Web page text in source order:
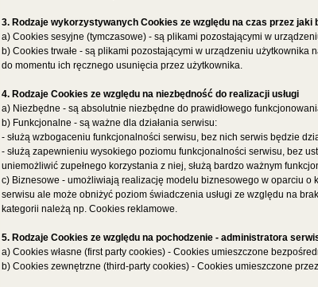
3. Rodzaje wykorzystywanych Cookies ze względu na czas przez
a) Cookies sesyjne (tymczasowe) - są plikami pozostającymi w
b) Cookies trwałe - są plikami pozostającymi w urządzeniu
do momentu ich ręcznego usunięcia przez użytkownika.
4. Rodzaje Cookies ze względu na niezbędność do realizacji usługi
a) Niezbędne - są absolutnie niezbędne do prawidłowego
b) Funkcjonalne - są ważne dla działania serwisu:
- służą wzbogaceniu funkcjonalności serwisu, bez nich serwis będzie
- służą zapewnieniu wysokiego poziomu funkcjonalności serwisu, bez
uniemożliwić zupełnego korzystania z niej, służą bardzo ważnym
c) Biznesowe - umożliwiają realizację modelu biznesowego w oparciu
serwisu ale może obniżyć poziom świadczenia usługi ze względu na
kategorii należą np. Cookies reklamowe.
5. Rodzaje Cookies ze względu na pochodzenie - administratora
a) Cookies własne (first party cookies) - Cookies umieszczone
b) Cookies zewnętrzne (third-party cookies) - Cookies umieszczone